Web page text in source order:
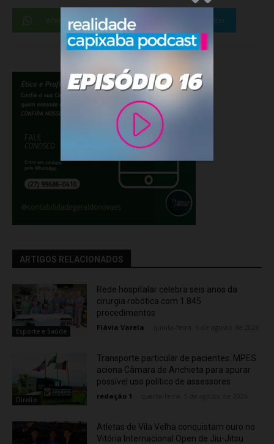
WhatsApp Facebook Twitter
ARTIGOS RELACIONADOS
Esporte e Saúde
Rede hospitalar celebra seis anos da
cirurgia robótica com 1.845
procedimentos
Flávia Varela
Direito
Transporte particular de pacientes: MPES
aciona Câmara de Anchieta para apurar
possível uso político de assessores
redação 1
Atletas de Vila Velha conquistam ouro no
Vitória Internacional Open de Jiu-Jitsu